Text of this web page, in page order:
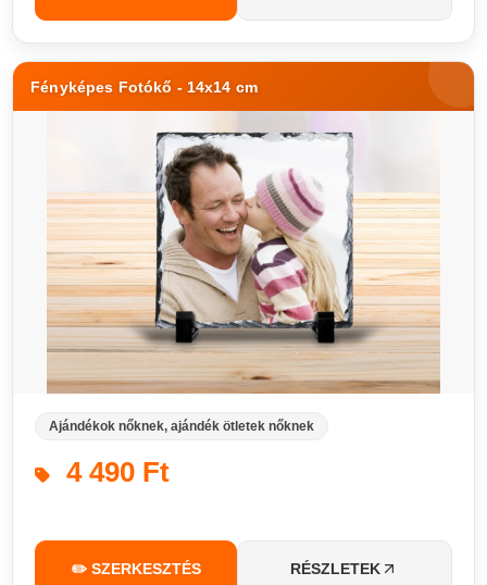
Fényképes Fotókő - 14x14 cm
Ajándékok nőknek, ajándék ötletek nőknek
4 490 Ft
✏️ SZERKESZTÉS RÉSZLETEK